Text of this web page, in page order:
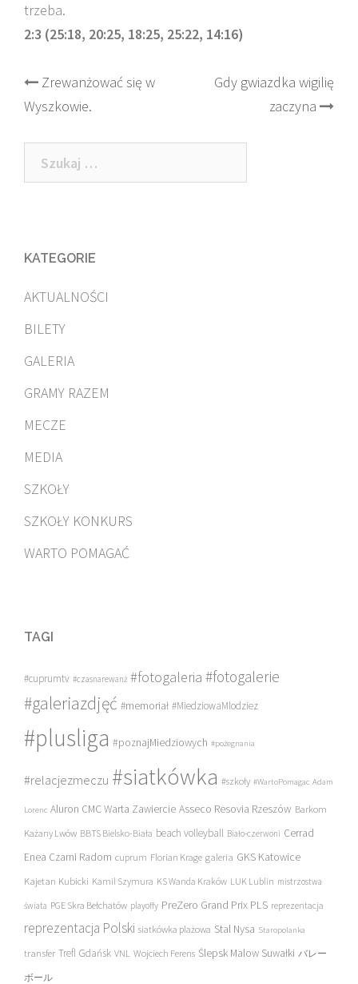
trzeba.
2:3 (25:18, 20:25, 18:25, 25:22, 14:16)
Post
navigation
Zrewanżować się w
Wyszkowie.
Gdy gwiazdka wigilię
zaczyna
Szukaj:
KATEGORIE
AKTUALNOŚCI
BILETY
GALERIA
GRAMY RAZEM
MECZE
MEDIA
SZKOŁY
SZKOŁY KONKURS
WARTO POMAGAĆ
TAGI
#cuprumtv #czasnarewanż #fotogaleria #fotogalerie
#galeriazdjęć #memoriał #MiedziowaMlodziez
#plusliga #poznajMiedziowych #pożegnania
#relacjezmeczu #siatkówka #szkoły #WartoPomagac Adam
Lorenc Aluron CMC Warta Zawiercie Asseco Resovia Rzeszów Barkom
Każany Lwów BBTS Bielsko-Biała beach volleyball Biało-czerwoni Cerrad
Enea Czarni Radom cuprum Florian Krage galeria GKS Katowice
Kajetan Kubicki Kamil Szymura KS Wanda Kraków LUK Lublin mistrzostwa
świata PGE Skra Bełchatów playoffy PreZero Grand Prix PLS reprezentacja
reprezentacja Polski siatkówka plażowa Stal Nysa Staropolanka
transfer Trefl Gdańsk VNL Wojciech Ferens Ślepsk Malow Suwałki バレー
ボール